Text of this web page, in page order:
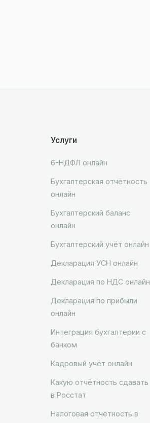
Услуги
6-НДФЛ онлайн
Бухгалтерская отчётность
онлайн
Бухгалтерский баланс
онлайн
Бухгалтерский учёт онлайн
Декларация УСН онлайн
Декларация по НДС онлайн
Декларация по прибыли
онлайн
Интеграция бухгалтерии с
банком
Кадровый учёт онлайн
Какую отчётность сдавать
в Росстат
Налоговая отчётность в